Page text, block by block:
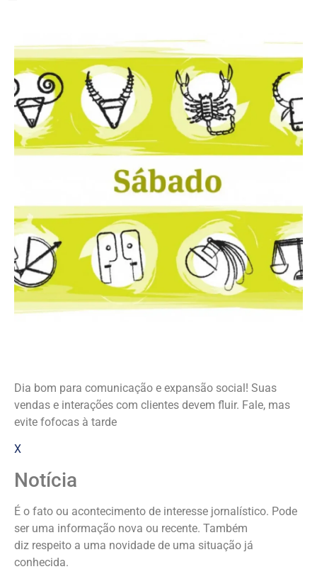
Dia bom para comunicação e expansão social! Suas
vendas e interações com clientes devem fluir. Fale, mas
evite fofocas à tarde
X
Notícia
É o fato ou acontecimento de interesse jornalístico. Pode
ser uma informação nova ou recente. Também
diz respeito a uma novidade de uma situação já
conhecida.